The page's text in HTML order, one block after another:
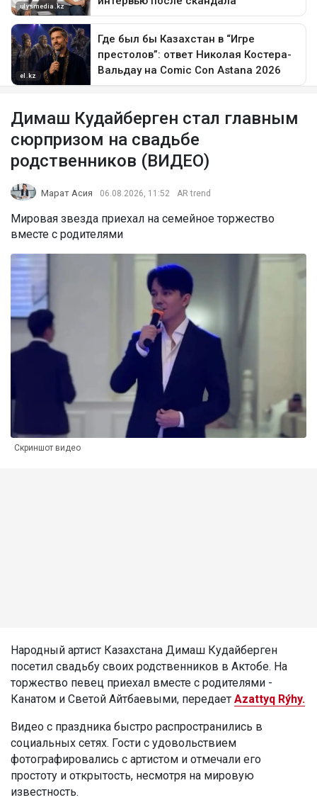
Димаш Кудайберген стал главным
сюрпризом на свадьбе
родственников (ВИДЕО)
Марат Асия 06.08.2026, 11:52 AR trend
Мировая звезда приехал на семейное торжество
вместе с родителями
Скриншот видео
Народный артист Казахстана Димаш Кудайберген
посетил свадьбу своих родственников в Актобе. На
торжество певец приехал вместе с родителями -
Канатом и Светой Айтбаевыми, передает Azattyq Rýhy.
Видео с праздника быстро распространились в
социальных сетях. Гости с удовольствием
фотографировались с артистом и отмечали его
простоту и открытость, несмотря на мировую
известность.